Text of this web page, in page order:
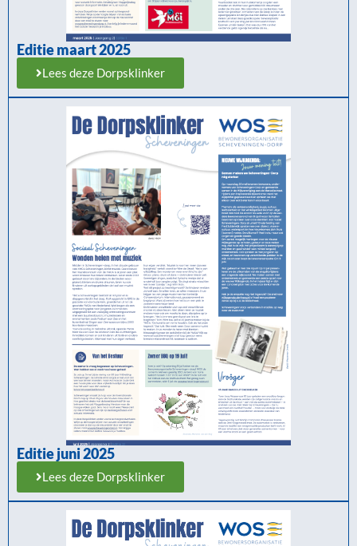
Editie maart 2025
Lees deze Dorpsklinker
Editie juni 2025
Lees deze Dorpsklinker